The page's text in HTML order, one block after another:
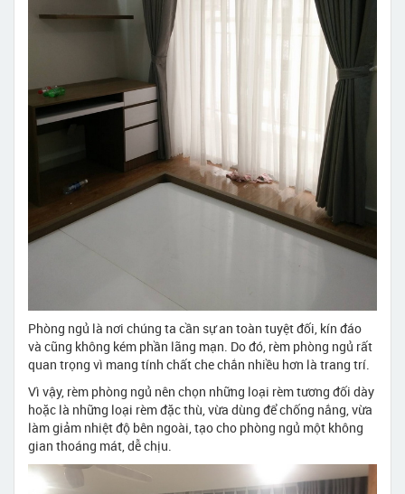
Phòng ngủ là nơi chúng ta cần sự an toàn tuyệt đối, kín đáo
và cũng không kém phần lãng mạn. Do đó, rèm phòng ngủ rất
quan trọng vì mang tính chất che chắn nhiều hơn là trang trí.
Vì vậy, rèm phòng ngủ nên chọn những loại rèm tương đối dày
hoặc là những loại rèm đặc thù, vừa dùng để chống nắng, vừa
làm giảm nhiệt độ bên ngoài, tạo cho phòng ngủ một không
gian thoáng mát, dễ chịu.